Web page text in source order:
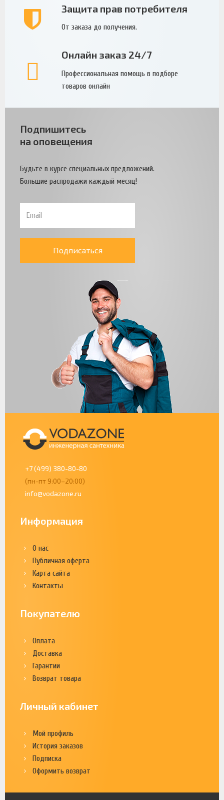
Защита прав потребителя
От заказа до получения.
Онлайн заказ 24/7
Профессиональная помощь в подборе
товаров онлайн
Подпишитесь
на оповещения
Будьте в курсе специальных предложений.
Большие распродажи каждый месяц!
Подписаться
+7 (499) 380-80-80
(пн-пт 9:00–20:00)
info@vodazone.ru
Информация
О нас
Публичная оферта
Карта сайта
Контакты
Покупателю
Оплата
Доставка
Гарантии
Возврат товара
Личный кабинет
Мой профиль
История заказов
Подписка
Оформить возврат